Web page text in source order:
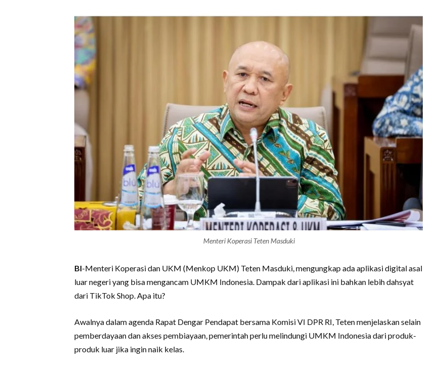
Menteri Koperasi Teten Masduki
BI-Menteri Koperasi dan UKM (Menkop UKM) Teten Masduki, mengungkap ada aplikasi digital asal
luar negeri yang bisa mengancam UMKM Indonesia. Dampak dari aplikasi ini bahkan lebih dahsyat
dari TikTok Shop. Apa itu?
Awalnya dalam agenda Rapat Dengar Pendapat bersama Komisi VI DPR RI, Teten menjelaskan selain
pemberdayaan dan akses pembiayaan, pemerintah perlu melindungi UMKM Indonesia dari produk-
produk luar jika ingin naik kelas.